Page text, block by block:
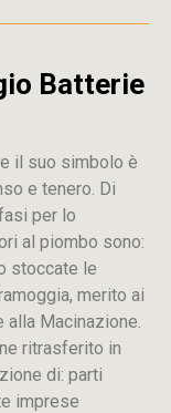
Batterie
il suo simbolo è
e tenero. Di
per lo
al piombo sono:
stoccate le
merito ai
alla Macinazione.
ritrasferito in
di: parti
imprese